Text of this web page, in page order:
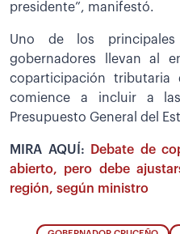
presidente”, manifestó.
Uno de los
gobernadores llevan al
coparticipación tributaria
comience a incluir a
Presupuesto General del
MIRA AQUÍ:
Debate de
abierto, pero debe
región, según ministro